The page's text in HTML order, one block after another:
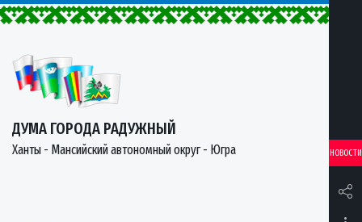
ДУМА ГОРОДА РАДУЖНЫЙ
Ханты - Мансийский автономный округ - Югра НОВОСТИ